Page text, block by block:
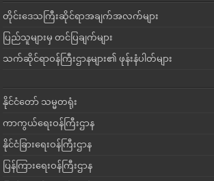
တိုင်းဒေသကြီးဆိုင်ရာအချက်အလက်များ
ပြည်သူများမှ တင်ပြချက်များ
သက်ဆိုင်ရာဝန်ကြီးဌာနများ၏ ဖုန်းနံပါတ်များ
နိုင်ငံတော် သမ္မတရုံး
ကာကွယ်ရေးဝန်ကြီးဌာန
နိုင်ငံခြားရေးဝန်ကြီးဌာန
ပြန်ကြားရေးဝန်ကြီးဌာန